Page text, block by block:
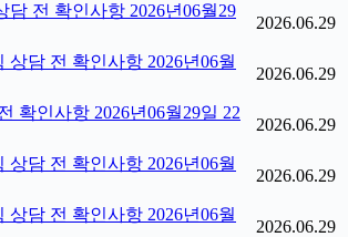
담 전 확인사항 2026년06월29
2026.06.29
상담 전 확인사항 2026년06월
2026.06.29
확인사항 2026년06월29일 22
2026.06.29
상담 전 확인사항 2026년06월
2026.06.29
상담 전 확인사항 2026년06월
2026.06.29